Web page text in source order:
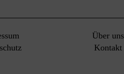
Über uns
Kontakt